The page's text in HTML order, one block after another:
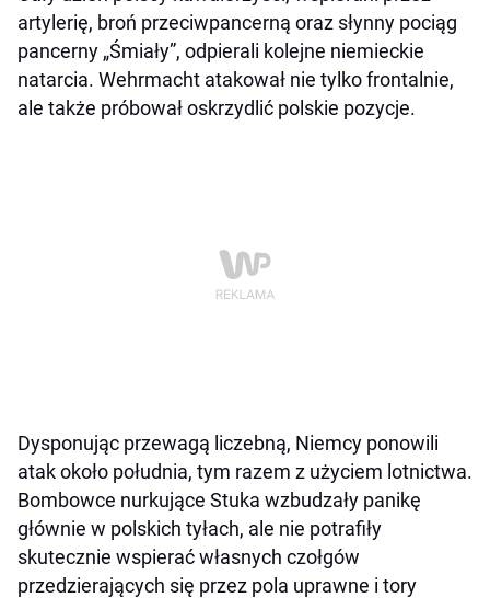
artylerię, broń przeciwpancerną oraz słynny pociąg
pancerny „Śmiały”, odpierali kolejne niemieckie
natarcia. Wehrmacht atakował nie tylko frontalnie,
ale także próbował oskrzydlić polskie pozycje.
Dysponując przewagą liczebną, Niemcy ponowili
atak około południa, tym razem z użyciem lotnictwa.
Bombowce nurkujące Stuka wzbudzały panikę
głównie w polskich tyłach, ale nie potrafiły
skutecznie wspierać własnych czołgów
przedzierających się przez pola uprawne i tory